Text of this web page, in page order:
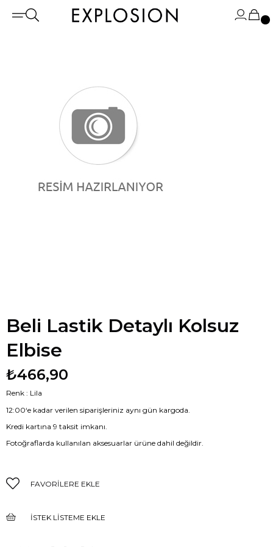
Beli Lastik Detaylı Kolsuz
Elbise
₺466,90
Renk : Lila
12:00‘e kadar verilen siparişleriniz aynı gün kargoda.
Kredi kartına 9 taksit imkanı.
Fotoğraflarda kullanılan aksesuarlar ürüne dahil değildir.
FAVORILERE EKLE
İSTEK LISTEME EKLE